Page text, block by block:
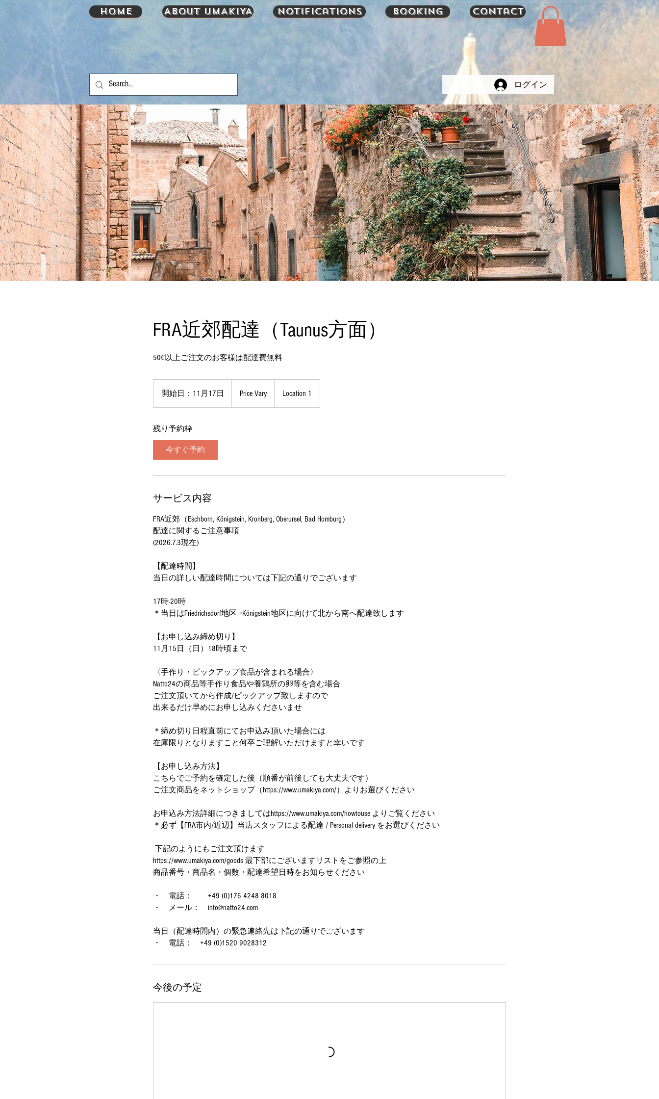
ログイン
FRA近郊配達（Taunus方面）
50€以上ご注文のお客様は配達費無料
開始日：11月17日
始
1
Price Vary Location 1
残り予約枠
今すぐ予約
サービス内容
FRA近郊（Eschborn, Königstein, Kronberg, Oberursel, Bad Homburg）
配達に関するご注意事項
(2026.7.3現在)
【配達時間】
当日の詳しい配達時間については下記の通りでございます
17時-20時
＊当日はFriedrichsdorf地区→Königstein地区に向けて北から南へ配達致します
【お申し込み締め切り】
11月15日（日）18時頃まで
〈手作り・ピックアップ食品が含まれる場合〉
Natto24の商品等手作り食品や養鶏所の卵等を含む場合
ご注文頂いてから作成/ピックアップ致しますので
出来るだけ早めにお申し込みくださいませ
＊締め切り日程直前にてお申込み頂いた場合には
在庫限りとなりますこと何卒ご理解いただけますと幸いです
【お申し込み方法】
こちらでご予約を確定した後（順番が前後しても大丈夫です）
ご注文商品をネットショップ（https://www.umakiya.com/）よりお選びください
お申込み方法詳細につきましてはhttps://www.umakiya.com/howtouse よりご覧ください
＊必ず【FRA市内/近辺】当店スタッフによる配達 / Personal delivery をお選びください
下記のようにもご注文頂けます
https://www.umakiya.com/goods 最下部にございますリストをご参照の上
商品番号・商品名・個数・配達希望日時をお知らせください
・ 電話： +49 (0)176 4248 8018
・ メール： info@natto24.com
当日（配達時間内）の緊急連絡先は下記の通りでございます
・ 電話： +49 (0)1520 9028312
今後の予定
HOME About UMAKIYA Notifications Booking Contact